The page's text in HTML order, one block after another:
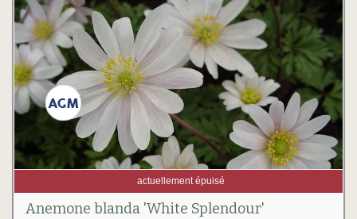
actuellement épuisé
Anemone blanda 'White Splendour'